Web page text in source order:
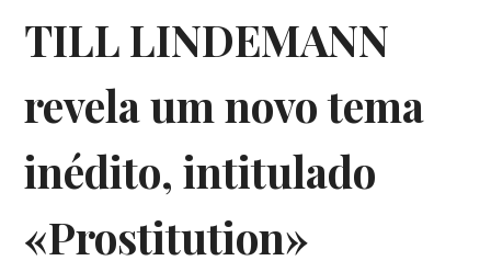
TILL LINDEMANN
revela um novo tema
inédito, intitulado
«Prostitution»